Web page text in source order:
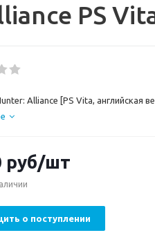
PS
Alliance [PS Vita, английская
руб/шт
о поступлении